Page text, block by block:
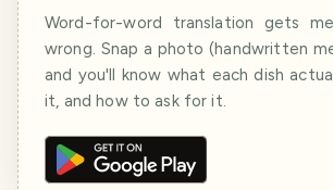
Word-for-word translation gets
wrong. Snap a photo (handwritten
and you'll know what each dish
it, and how to ask for it.